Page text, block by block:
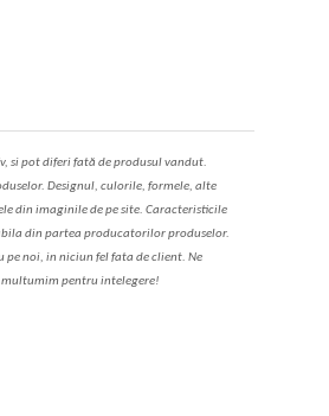
si pot diferi fată de produsul vandut.
Designul, culorile, formele, alte
din imaginile de pe site. Caracteristicile
a din partea producatorilor produselor.
pe noi, in niciun fel fata de client. Ne
multumim pentru intelegere!